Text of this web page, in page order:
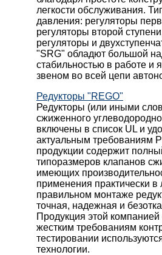
легкости обслуживания.
давления: регуляторы
регуляторы второй
регуляторы и
"SRG" обладют большой
стабильностью в работе и
звеном во всей цепи
Редукторы "REGO"
Редукторы (или иными
сжиженного
включены в список UL и
актуальным требованиям
продукции содержит
типоразмеров клапанов
имеющих
применения практически
правильном монтаже
точная, надежная и
Продукция этой компанией
жестким требованиям
тестировании
технологии.